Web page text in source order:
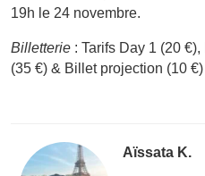
19h le 24 novembre.
Billetterie : Tarifs Day 1 (20
(35 €) & Billet projection (10
Aïssata K.